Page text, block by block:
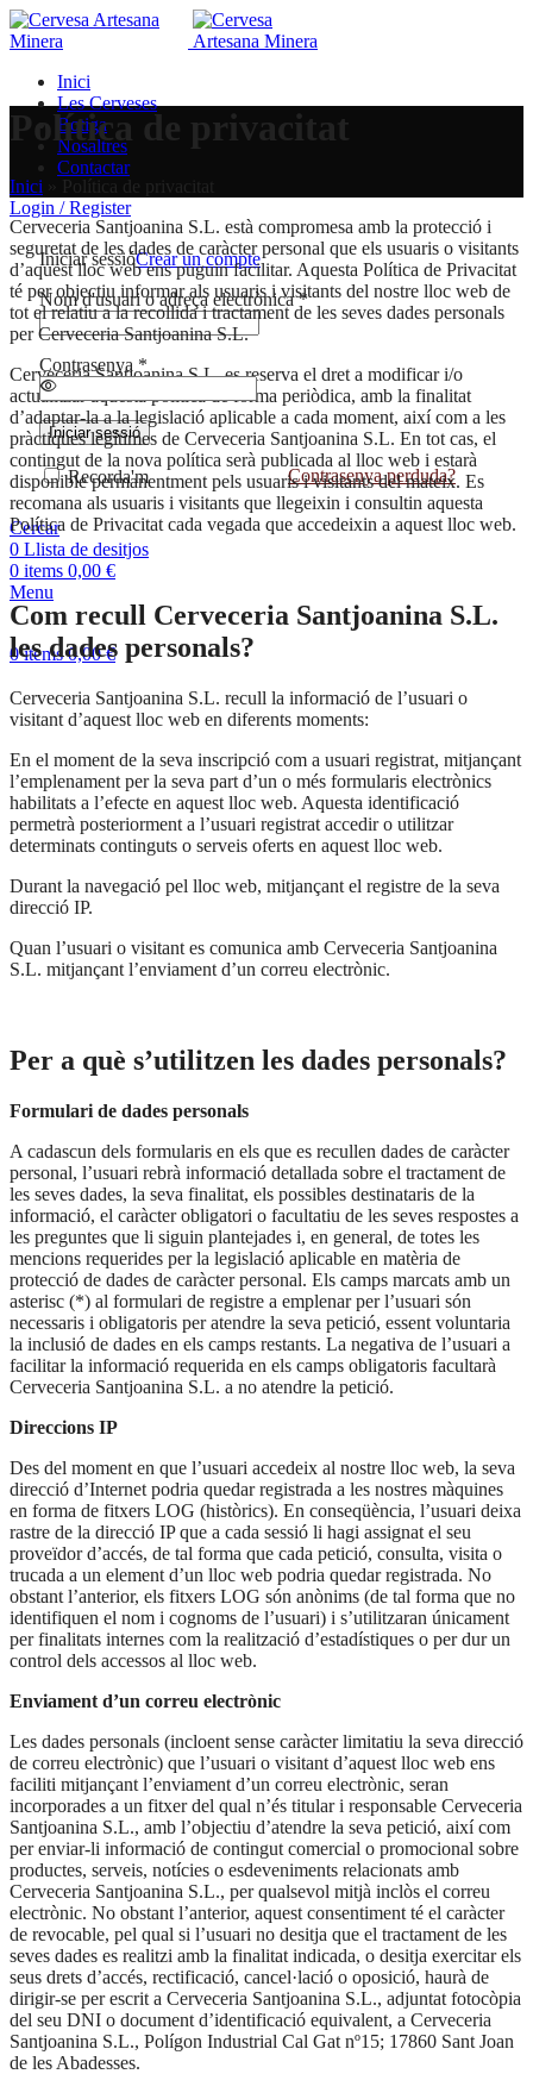
Inici
Les Cerveses
Botiga
Nosaltres
Contactar
Login / Register
Iniciar sessióCrear un compte
Nom d'usuari o adreça electrònica*
Contrasenya *
Iniciar sessió
Contrasenya perduda?
Recorda'm
Cercar
0 Llista de desitjos
0 items 0,00 €
Menu
0items 0,00€
Política de privacitat
Inici
Política de privacitat
Cerveceria Santjoanina S.L. està compromesa amb la protecció i
seguretat de les dades de caràcter personal que els usuaris o visitants
d’aquest lloc web ens puguin facilitar. Aquesta Política de Privacitat
té per objectiu informar als usuaris i visitants del nostre lloc web de
tot el relatiu a la recollida i tractament de les seves dades personals
per Cerveceria Santjoanina S.L.
Cerveceria Santjoanina S.L. es reserva el dret a modificar i/o
actualitzar aquesta política de forma periòdica, amb la finalitat
d’adaptar-la a la legislació aplicable a cada moment, així com a les
pràctiques legítimes de Cerveceria Santjoanina S.L. En tot cas, el
contingut de la nova política serà publicada al lloc web i estarà
disponible permanentment pels usuaris i visitants del mateix. Es
recomana als usuaris i visitants que llegeixin i consultin aquesta
Política de Privacitat cada vegada que accedeixin a aquest lloc web.
Com recull Cerveceria Santjoanina S.L.
les dades personals?
Cerveceria Santjoanina S.L. recull la informació de l’usuari o
visitant d’aquest lloc web en diferents moments:
En el moment de la seva inscripció com a usuari registrat, mitjançant
l’emplenament per la seva part d’un o més formularis electrònics
habilitats a l’efecte en aquest lloc web. Aquesta identificació
permetrà posteriorment a l’usuari registrat accedir o utilitzar
determinats continguts o serveis oferts en aquest lloc web.
Durant la navegació pel lloc web, mitjançant el registre de la seva
direcció IP.
Quan l’usuari o visitant es comunica amb Cerveceria Santjoanina
S.L. mitjançant l’enviament d’un correu electrònic.
Per a què s’utilitzen les dades personals?
Formulari de dades personals
A cadascun dels formularis en els que es recullen dades de caràcter
personal, l’usuari rebrà informació detallada sobre el tractament de
les seves dades, la seva finalitat, els possibles destinataris de la
informació, el caràcter obligatori o facultatiu de les seves respostes a
les preguntes que li siguin plantejades i, en general, de totes les
mencions requerides per la legislació aplicable en matèria de
protecció de dades de caràcter personal. Els camps marcats amb un
asterisc (*) al formulari de registre a emplenar per l’usuari són
necessaris i obligatoris per atendre la seva petició, essent voluntaria
la inclusió de dades en els camps restants. La negativa de l’usuari a
facilitar la informació requerida en els camps obligatoris facultarà
Cerveceria Santjoanina S.L. a no atendre la petició.
Direccions IP
Des del moment en que l’usuari accedeix al nostre lloc web, la seva
direcció d’Internet podria quedar registrada a les nostres màquines
en forma de fitxers LOG (històrics). En conseqüència, l’usuari deixa
rastre de la direcció IP que a cada sessió li hagi assignat el seu
proveïdor d’accés, de tal forma que cada petició, consulta, visita o
trucada a un element d’un lloc web podria quedar registrada. No
obstant l’anterior, els fitxers LOG són anònims (de tal forma que no
identifiquen el nom i cognoms de l’usuari) i s’utilitzaran únicament
per finalitats internes com la realització d’estadístiques o per dur un
control dels accessos al lloc web.
Enviament d’un correu electrònic
Les dades personals (incloent sense caràcter limitatiu la seva direcció
de correu electrònic) que l’usuari o visitant d’aquest lloc web ens
faciliti mitjançant l’enviament d’un correu electrònic, seran
incorporades a un fitxer del qual n’és titular i responsable Cerveceria
Santjoanina S.L., amb l’objectiu d’atendre la seva petició, així com
per enviar-li informació de contingut comercial o promocional sobre
productes, serveis, notícies o esdeveniments relacionats amb
Cerveceria Santjoanina S.L., per qualsevol mitjà inclòs el correu
electrònic. No obstant l’anterior, aquest consentiment té el caràcter
de revocable, pel qual si l’usuari no desitja que el tractament de les
seves dades es realitzi amb la finalitat indicada, o desitja exercitar els
seus drets d’accés, rectificació, cancel·lació o oposició, haurà de
dirigir-se per escrit a Cerveceria Santjoanina S.L., adjuntat fotocòpia
del seu DNI o document d’identificació equivalent, a Cerveceria
Santjoanina S.L., Polígon Industrial Cal Gat nº15; 17860 Sant Joan
de les Abadesses.